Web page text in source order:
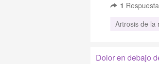
1 Respuesta
Artrosis de la
Dolor en debajo